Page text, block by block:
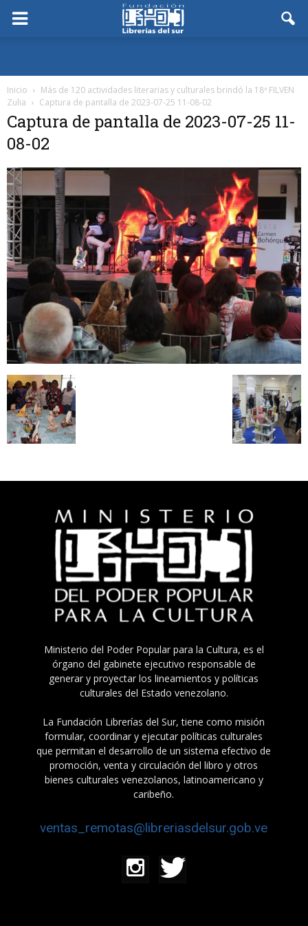
Inicio
Más de 120 actividades literarias y culturales brindó la 18ª FILVEN
Zulia
Captura de pantalla de 2023-07-25 11-08-02
Captura de pantalla de 2023-07-25 11-
08-02
Ministerio del Poder Popular para la Cultura, es el
órgano del gabinete ejecutivo responsable de
generar y proyectar los lineamientos y políticas
culturales del Estado venezolano.
La Fundación Librerías del Sur, tiene como misión
formular, coordinar y ejecutar políticas culturales
que permitan el desarrollo de un sistema efectivo de
promoción, venta y circulación del libro y otros
bienes culturales venezolanos, latinoamericano y
caribeño.
ventas_remotas@libreriasdelsur.gob.ve